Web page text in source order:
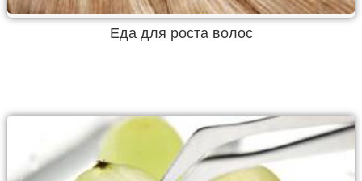
Еда для роста волос